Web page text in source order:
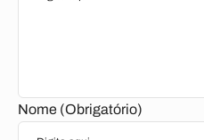
Nome (Obrigatório)